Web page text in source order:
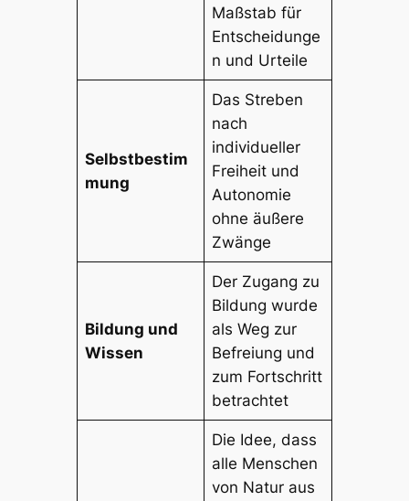
Maßstab für
Entscheidunge
n und Urteile
Selbstbestim
mung
Das Streben
nach
individueller
Freiheit und
Autonomie
ohne äußere
Zwänge
Bildung und
Wissen
Der Zugang zu
Bildung wurde
als Weg zur
Befreiung und
zum Fortschritt
betrachtet
Die Idee, dass
alle Menschen
von Natur aus